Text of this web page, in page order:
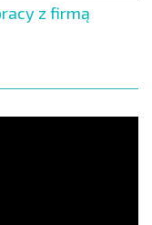
z firmą